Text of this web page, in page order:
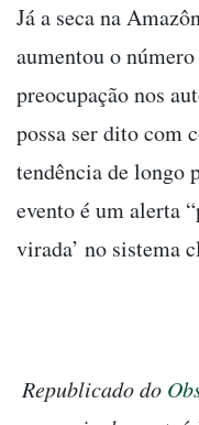
Já a seca na
aumentou o
preocupação nos
possa ser dito com
tendência de longo
evento é um alerta
virada’ no sistema
Republicado do